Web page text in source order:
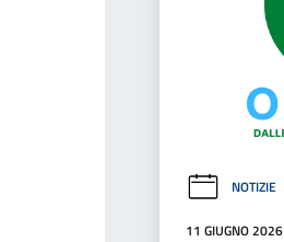
NOTIZIE
11 GIUGNO 2026